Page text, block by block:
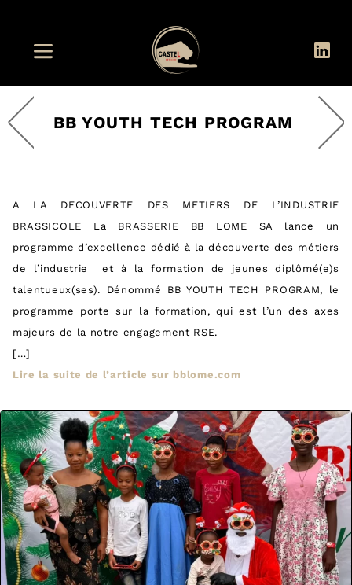
BB YOUTH TECH PROGRAM
A LA DECOUVERTE DES METIERS DE L’INDUSTRIE
BRASSICOLE La BRASSERIE BB LOME SA lance un
programme d’excellence dédié à la découverte des métiers
de l’industrie et à la formation de jeunes diplômé(e)s
talentueux(ses). Dénommé BB YOUTH TECH PROGRAM, le
programme porte sur la formation, qui est l’un des axes
majeurs de la notre engagement RSE.
[…]
Lire la suite de l’article sur bblome.com